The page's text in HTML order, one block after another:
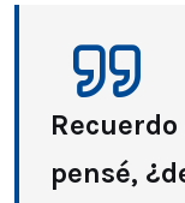
pensé,